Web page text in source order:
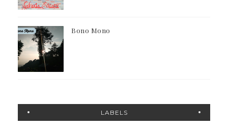
Bono Mono
LABELS